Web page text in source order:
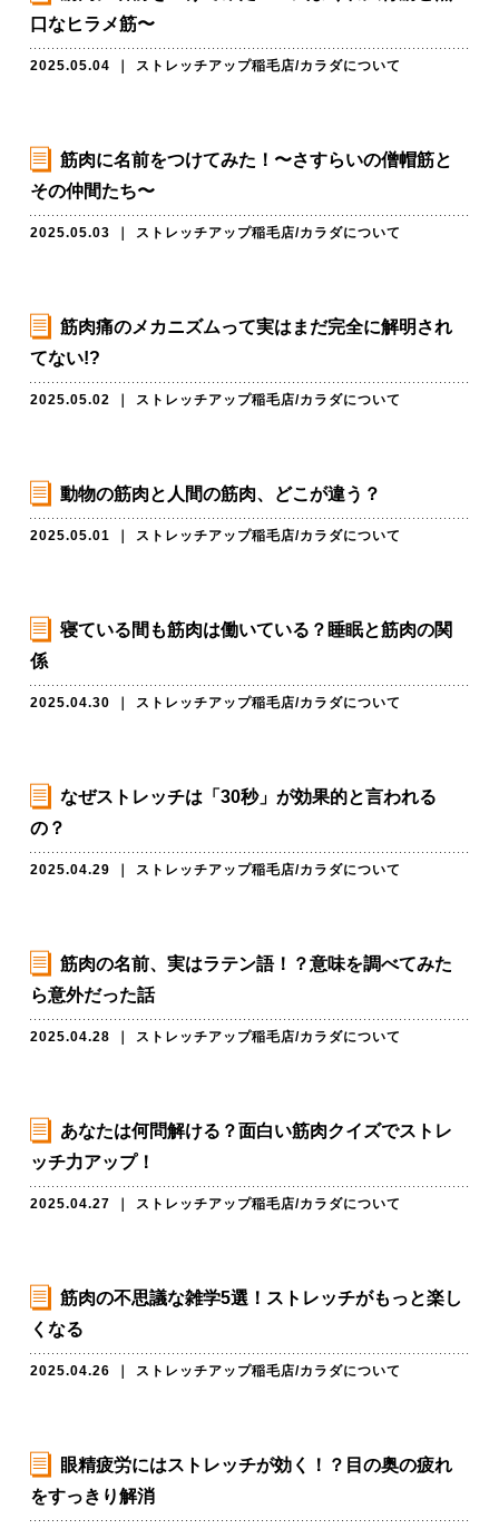
口なヒラメ筋〜
2025.05.04 ストレッチアップ稲毛店/カラダについて
筋肉に名前をつけてみた！〜さすらいの僧帽筋と
その仲間たち〜
2025.05.03 ストレッチアップ稲毛店/カラダについて
筋肉痛のメカニズムって実はまだ完全に解明され
てない!?
2025.05.02 ストレッチアップ稲毛店/カラダについて
動物の筋肉と人間の筋肉、どこが違う？
2025.05.01 ストレッチアップ稲毛店/カラダについて
寝ている間も筋肉は働いている？睡眠と筋肉の関
係
2025.04.30 ストレッチアップ稲毛店/カラダについて
なぜストレッチは「30秒」が効果的と言われる
の？
2025.04.29 ストレッチアップ稲毛店/カラダについて
筋肉の名前、実はラテン語！？意味を調べてみた
ら意外だった話
2025.04.28 ストレッチアップ稲毛店/カラダについて
あなたは何問解ける？面白い筋肉クイズでストレ
ッチ力アップ！
2025.04.27 ストレッチアップ稲毛店/カラダについて
筋肉の不思議な雑学5選！ストレッチがもっと楽し
くなる
2025.04.26 ストレッチアップ稲毛店/カラダについて
眼精疲労にはストレッチが効く！？目の奥の疲れ
をすっきり解消